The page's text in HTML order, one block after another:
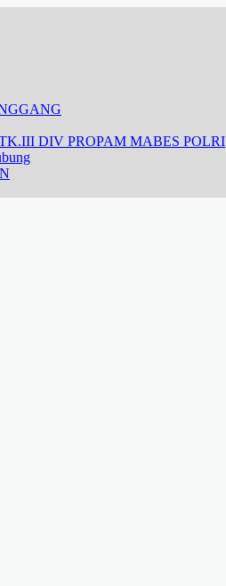
DIV PROPAM MABES POLRI